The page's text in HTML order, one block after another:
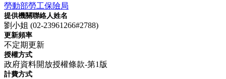
勞動部勞工保險局
提供機關聯絡人姓名
劉小姐 (02-23961266#2788)
更新頻率
不定期更新
授權方式
政府資料開放授權條款-第1版
計費方式